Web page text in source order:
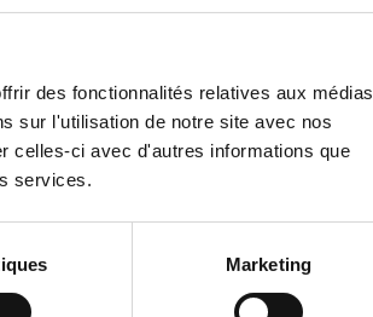
des fonctionnalités relatives aux médias
sur l'utilisation de notre site avec nos
celles-ci avec d'autres informations que
services.
Marketing
investissement immobilier rentable sur
immobiliers (résidentiels,
volatilité d’un seul secteur. Cette
, assurant ainsi unerentabilité plus
En intégrant ce type de
réservées à des investisseurs